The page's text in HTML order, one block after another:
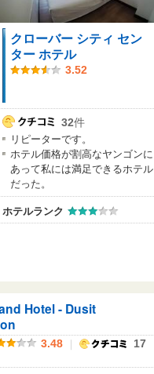
クローバー シティ セン
ター ホテル
3.52
32件
リピーターです。
ホテル価格が割高なヤンゴンに
あって私には満足できるホテル
だった。
ホテルランク
Hotel - Dusit
3.48 ｜ 17